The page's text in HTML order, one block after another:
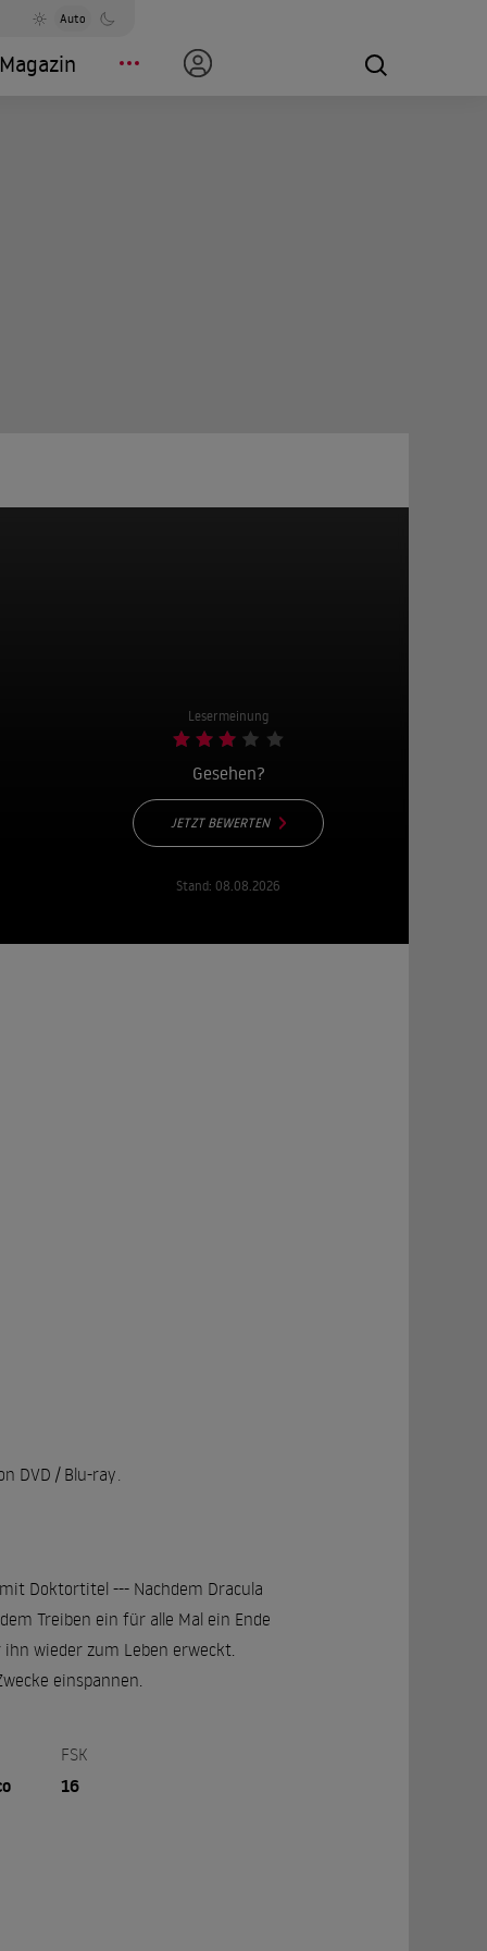
Auto
Magazin
Lesermeinung
Gesehen?
JETZT BEWERTEN
Stand: 08.08.2026
DVD / Blu-ray
Doktortitel --- Nachdem Dracula
Treiben ein für alle Mal ein Ende
wieder zum Leben erweckt.
einspannen.
FSK
16